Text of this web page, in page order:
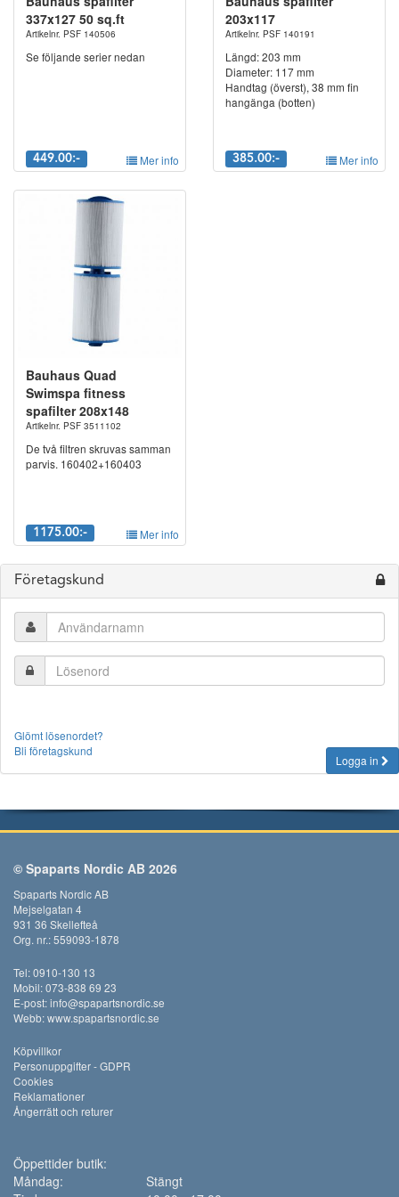
337x127 50 sq.ft
Artikelnr. PSF 140506
Se följande serier nedan
449.00:- Mer info
203x117
Artikelnr. PSF 140191
Längd: 203 mm
Diameter: 117 mm
Handtag (överst), 38 mm fin
hangänga (botten)
385.00:- Mer info
Bauhaus Quad
Swimspa fitness
spafilter 208x148
Artikelnr. PSF 3511102
De två filtren skruvas samman
parvis. 160402+160403
1175.00:- Mer info
Företagskund
Glömt lösenordet?
Bli företagskund
Logga in
© Spaparts Nordic AB 2026
Spaparts Nordic AB
Mejselgatan 4
931 36 Skellefteå
Org. nr.: 559093-1878
Tel: 0910-130 13
Mobil: 073-838 69 23
E-post:info@spapartsnordic.se
Webb:www.spapartsnordic.se
Köpvillkor
Personuppgifter - GDPR
Cookies
Reklamationer
Ångerrätt och returer
Öppettider butik:
Måndag:
Stängt